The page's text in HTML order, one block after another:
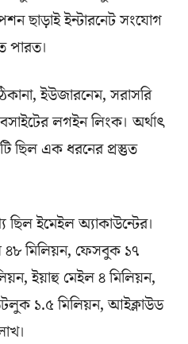
ছাড়াই ইন্টারনেট সংযোগ
পারত।
ইউজারনেম, সরাসরি
লগইন লিংক। অর্থাৎ
ছিল এক ধরনের প্রস্তুত
ছিল ইমেইল অ্যাকাউন্টের।
৪৮ মিলিয়ন, ফেসবুক ১৭
ইয়াহু মেইল ৪ মিলিয়ন,
১.৫ মিলিয়ন, আইক্লাউড